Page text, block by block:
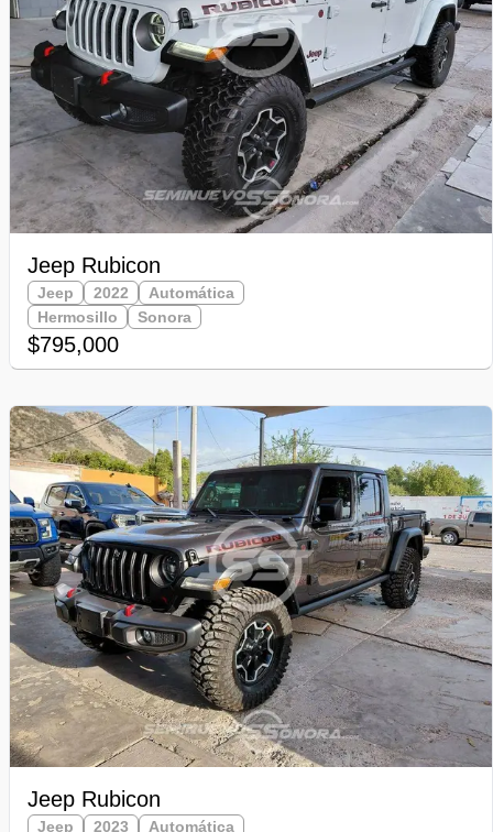
Jeep Rubicon
Jeep 2022
Automática
Hermosillo
Sonora
$795,000
Jeep Rubicon
Jeep 2023
Automática